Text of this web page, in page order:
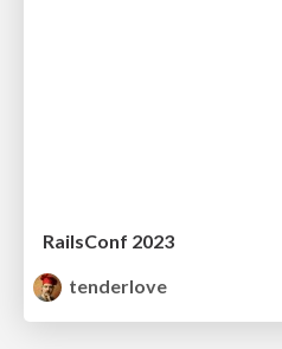
RailsConf 2023
tenderlove